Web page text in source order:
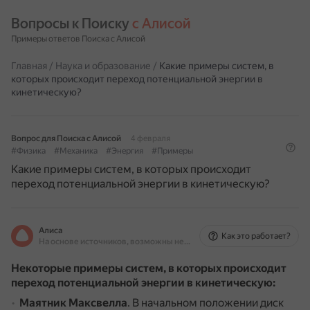
Вопросы к Поиску с Алисой
Примеры ответов Поиска с Алисой
Главная / Наука и образование / Какие примеры систем, в
которых происходит переход потенциальной энергии в
кинетическую?
Вопрос для Поиска с Алисой
4 февраля
#Физика
#Механика #Энергия #Примеры
Какие примеры систем, в которых происходит
переход потенциальной энергии в кинетическую?
Алиса
На основе источников, возможны неточности
Как это работает?
Некоторые примеры систем, в которых происходит
переход потенциальной энергии в кинетическую:
Маятник Максвелла. В начальном положении диск